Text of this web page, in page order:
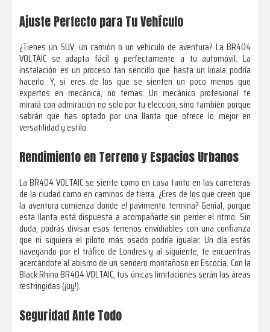
Ajuste Perfecto para Tu Vehículo
¿Tienes un SUV, un camión o un vehículo de aventura? La BR404
VOLTAIC se adapta fácil y perfectamente a tu automóvil. La
instalación es un proceso tan sencillo que hasta un koala podría
hacerlo. Y, si eres de los que se sienten un poco menos que
expertos en mecánica, no temas. Un mecánico profesional te
mirará con admiración no solo por tu elección, sino también porque
sabrán que has optado por una llanta que ofrece lo mejor en
versatilidad y estilo.
Rendimiento en Terreno y Espacios Urbanos
La BR404 VOLTAIC se siente como en casa tanto en las carreteras
de la ciudad como en caminos de tierra. ¿Eres de los que creen que
la aventura comienza donde el pavimento termina? Genial, porque
esta llanta está dispuesta a acompañarte sin perder el ritmo. Sin
duda, podrás divisar esos terrenos envidiables con una confianza
que ni siquiera el piloto más osado podría igualar. Un día estás
navegando por el tráfico de Londres y al siguiente, te encuentras
acercándote al abismo de un sendero montañoso en Escocia. Con la
Black Rhino BR404 VOLTAIC, tus únicas limitaciones serán las áreas
restringidas (¡uy!).
Seguridad Ante Todo